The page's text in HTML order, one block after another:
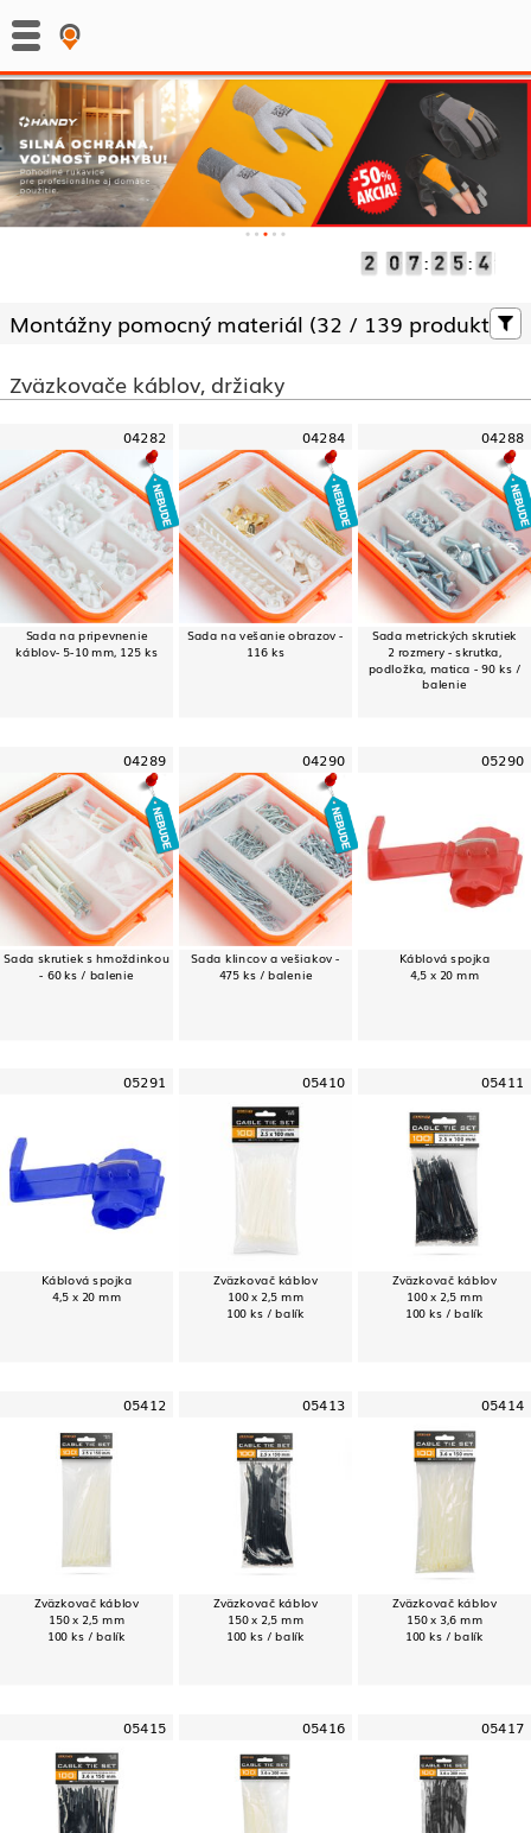
: :
Montážny pomocný materiál (32 / 139 produktov)
Zväzkovače káblov, držiaky
04282
Sada na pripevnenie
káblov- 5-10 mm, 125 ks
04284
Sada na vešanie obrazov -
116 ks
04288
Sada metrických skrutiek
2 rozmery - skrutka,
podložka, matica - 90 ks /
balenie
04289
Sada skrutiek s hmoždinkou
- 60 ks / balenie
04290
Sada klincov a vešiakov -
475 ks / balenie
05290
Káblová spojka
4,5 x 20 mm
05291
Káblová spojka
4,5 x 20 mm
05410
Zväzkovač káblov
100 x 2,5 mm
100 ks / balík
05411
Zväzkovač káblov
100 x 2,5 mm
100 ks / balík
05412
Zväzkovač káblov
150 x 2,5 mm
100 ks / balík
05413
Zväzkovač káblov
150 x 2,5 mm
100 ks / balík
05414
Zväzkovač káblov
150 x 3,6 mm
100 ks / balík
05415 05416 05417